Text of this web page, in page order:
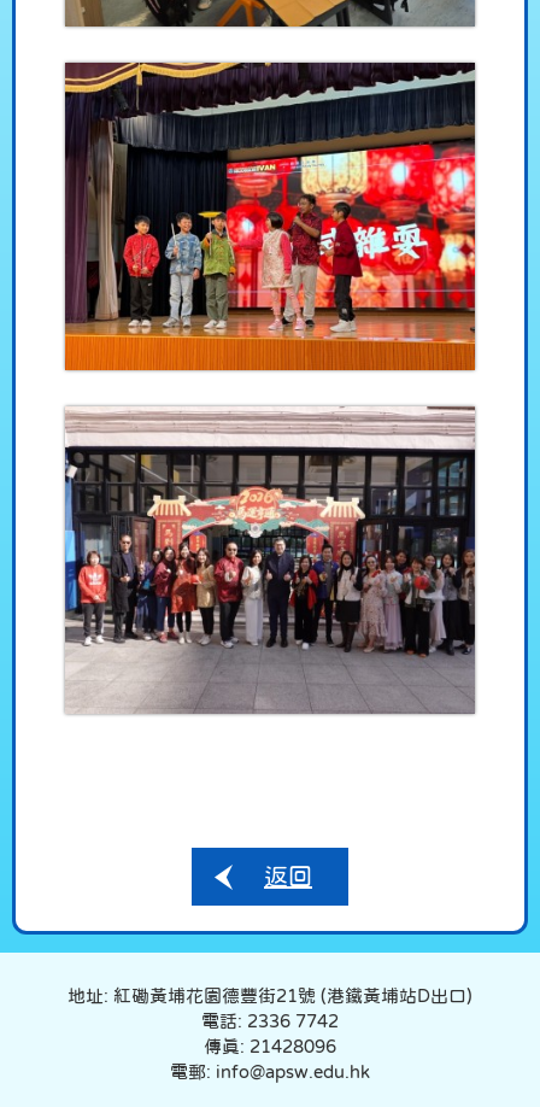
返回
地址: 紅磡黃埔花園德豐街21號 (港鐵黃埔站D出口)
電話: 2336 7742
傳真: 21428096
電郵: info@apsw.edu.hk